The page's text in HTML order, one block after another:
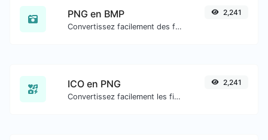
PNG en BMP
Convertissez facilement des fichiers image PNG en BMP.
2,241
ICO en PNG
Convertissez facilement les fichiers image ICO en PNG.
2,241